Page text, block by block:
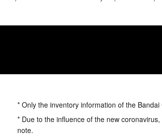
* Only the inventory information of the
* Due to the influence of the new
note.